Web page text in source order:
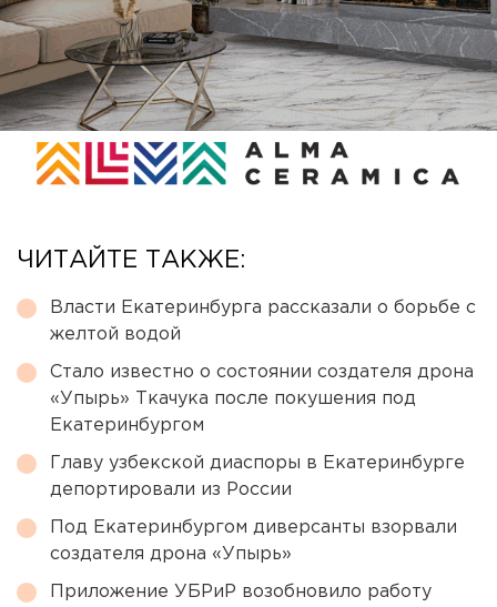
ЧИТАЙТЕ ТАКЖЕ:
Власти Екатеринбурга рассказали о борьбе с
желтой водой
Стало известно о состоянии создателя дрона
«Упырь» Ткачука после покушения под
Екатеринбургом
Главу узбекской диаспоры в Екатеринбурге
депортировали из России
Под Екатеринбургом диверсанты взорвали
создателя дрона «Упырь»
Приложение УБРиР возобновило работу